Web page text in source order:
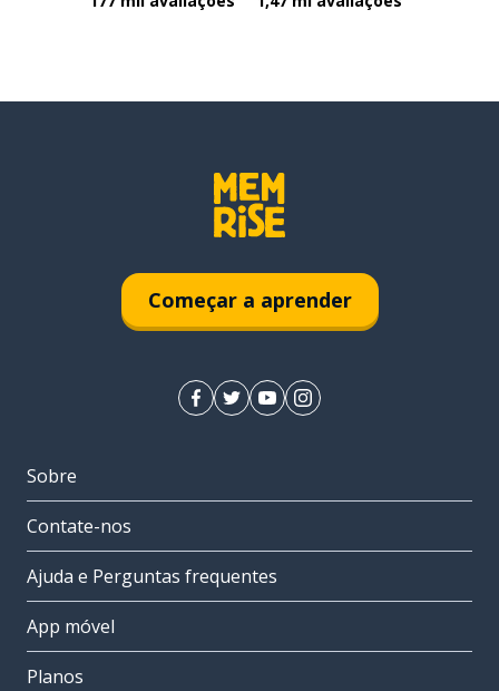
Começar a aprender
Sobre
Contate-nos
Ajuda e Perguntas frequentes
App móvel
Planos